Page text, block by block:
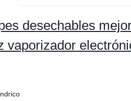
desechables
vaporizador